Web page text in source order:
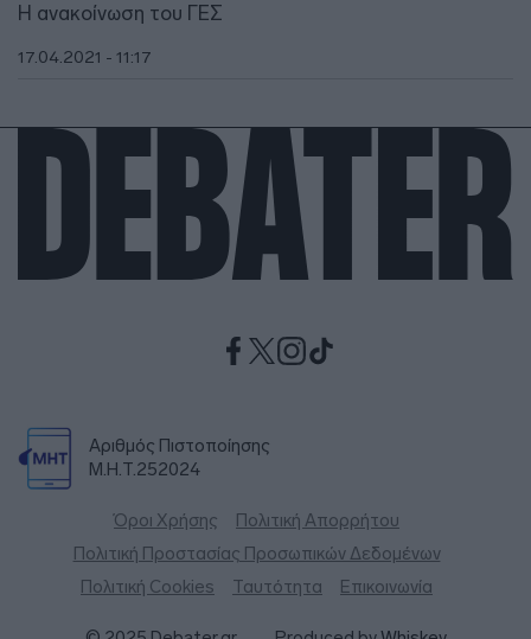
Η ανακοίνωση του ΓΕΣ
17.04.2021 - 11:17
Αριθμός Πιστοποίησης
Μ.Η.Τ.252024
Όροι Χρήσης
Πολιτική Απορρήτου
Πολιτική Προστασίας Προσωπικών Δεδομένων
Πολιτική Cookies
Ταυτότητα Επικοινωνία